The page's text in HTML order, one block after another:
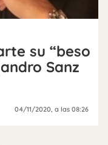
su “beso
Sanz
04/11/2020 , a las 08:26